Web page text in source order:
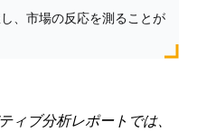
、市場の反応を測ることが
ィブ分析レポートでは、